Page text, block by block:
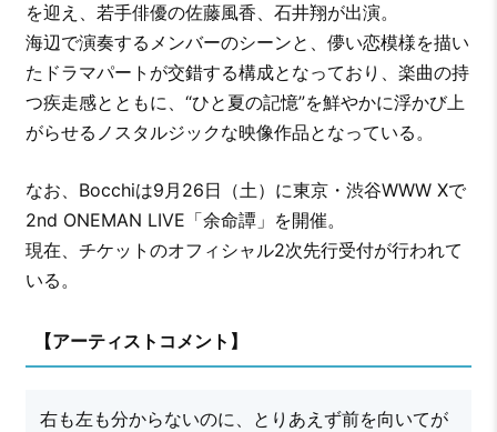
を迎え、若手俳優の佐藤風香、石井翔が出演。
海辺で演奏するメンバーのシーンと、儚い恋模様を描い
たドラマパートが交錯する構成となっており、楽曲の持
つ疾走感とともに、“ひと夏の記憶”を鮮やかに浮かび上
がらせるノスタルジックな映像作品となっている。
なお、Bocchiは9月26日（土）に東京・渋谷WWW Xで
2nd ONEMAN LIVE「余命譚」を開催。
現在、チケットのオフィシャル2次先行受付が行われて
いる。
【アーティストコメント】
右も左も分からないのに、とりあえず前を向いてが